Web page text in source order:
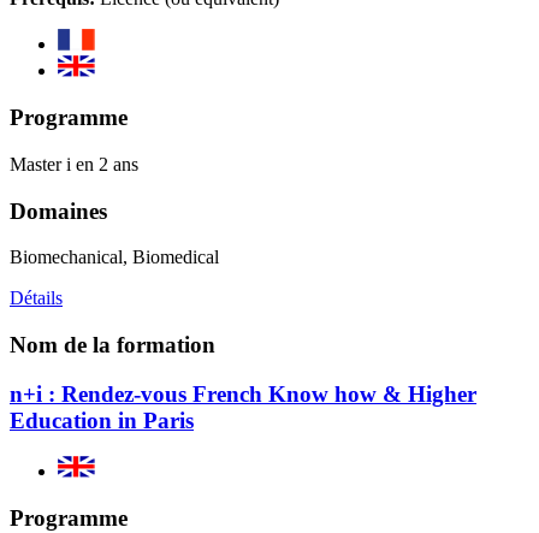
Programme
Master i en 2 ans
Domaines
Biomechanical, Biomedical
Détails
Nom de la formation
n+i : Rendez-vous French Know how & Higher
Education in Paris
Programme